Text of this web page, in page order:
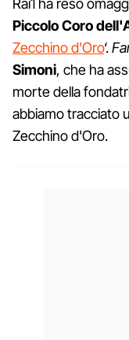
Rai1 ha reso
Piccolo Coro
Zecchino d'Oro‘.
Simoni, che ha
morte della
abbiamo tracciato
Zecchino d'Oro.